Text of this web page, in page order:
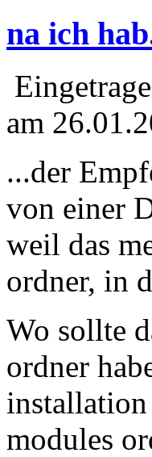
na ich
am
...der
von einer
weil das
ordner, in
Wo sollte
ordner
modules